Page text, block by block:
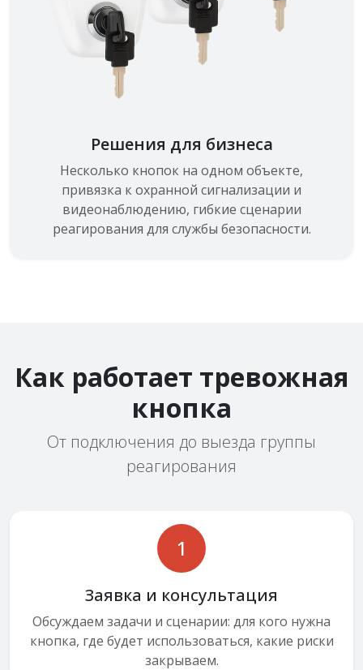
Решения для бизнеса
Несколько кнопок на одном объекте,
привязка к охранной сигнализации и
видеонаблюдению, гибкие сценарии
реагирования для службы безопасности.
Как работает тревожная
кнопка
От подключения до выезда группы
реагирования
1
Заявка и консультация
Обсуждаем задачи и сценарии: для кого нужна
кнопка, где будет использоваться, какие риски
закрываем.